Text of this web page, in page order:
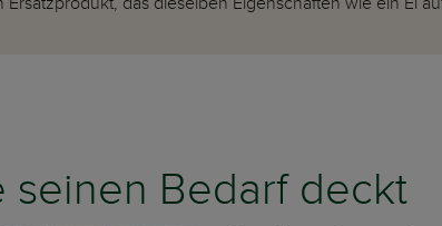
seinen Bedarf deckt